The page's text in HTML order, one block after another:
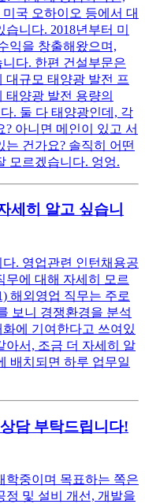
국 오하이오 등에서 대
니다. 2018년부터 미
익을 창출해왔으며,
다. 한편 건설부문은
대규모 태양광 발전 프
태양광 발전 용량의
. 둘 다 태양광인데, 각
아니면 메인이 있고 서
건가요? 솔직히 어떤
모르겠습니다. 엉엉.
세히 알고 싶습니
. 영업관련 인턴채용공
무에 대해 자세히 모르
해외영업 직무는 주로
보니 경쟁환경을 분석
에 기여한다고 쓰여있
아서, 조금 더 자세히 알
배치되면 하루 업무일
담 부탁드립니다!
학중이며 목표하는 쪽은
정 및 설비 개선, 개발을